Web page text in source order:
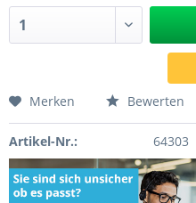
Merken Bewerten
Artikel-Nr.: 64303